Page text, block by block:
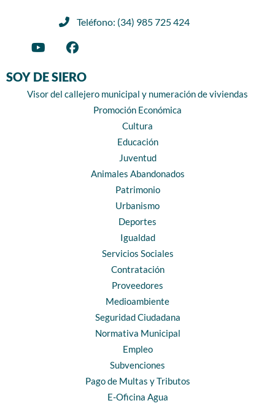
Teléfono: (34) 985 725 424
SOY DE SIERO
Visor del callejero municipal y numeración de viviendas
Promoción Económica
Cultura
Educación
Juventud
Animales Abandonados
Patrimonio
Urbanismo
Deportes
Igualdad
Servicios Sociales
Contratación
Proveedores
Medioambiente
Seguridad Ciudadana
Normativa Municipal
Empleo
Subvenciones
Pago de Multas y Tributos
E-Oficina Agua